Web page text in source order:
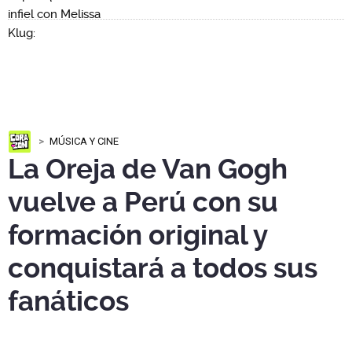
MÚSICA Y CINE
La Oreja de Van Gogh
vuelve a Perú con su
formación original y
conquistará a todos sus
fanáticos